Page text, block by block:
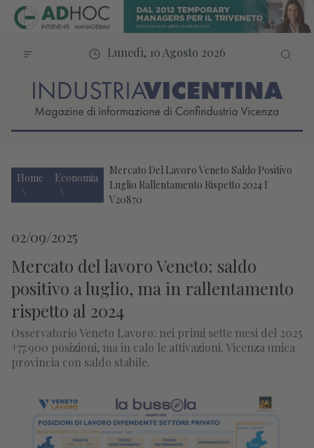
Lunedì, 10 Agosto 2026
Home Economia
Mercato Del Lavoro Veneto Saldo Positivo
Luglio Rallentamento Rispetto 2024 I
V20870
02/09/2025
Mercato del lavoro Veneto: saldo
positivo a luglio, ma in rallentamento
rispetto al 2024
Osservatorio Veneto Lavoro: nei primi sette mesi del 2025
+77.900 posizioni, ma in calo le attivazioni. Vicenza unica
provincia con saldo stabile.